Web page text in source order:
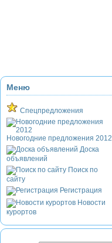
Меню
Спецпредложения
Новогодние предложения 2012
Доска
объявлений
Поиск по
сайту
Регистрация
Новости
курортов